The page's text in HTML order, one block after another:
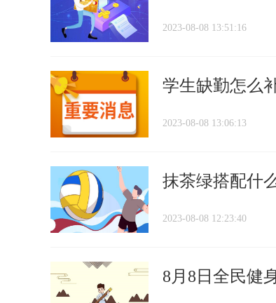
2023-08-08 13:51:16
学生缺勤怎么
2023-08-08 13:06:13
抹茶绿搭配什
2023-08-08 12:23:40
8月8日全民健